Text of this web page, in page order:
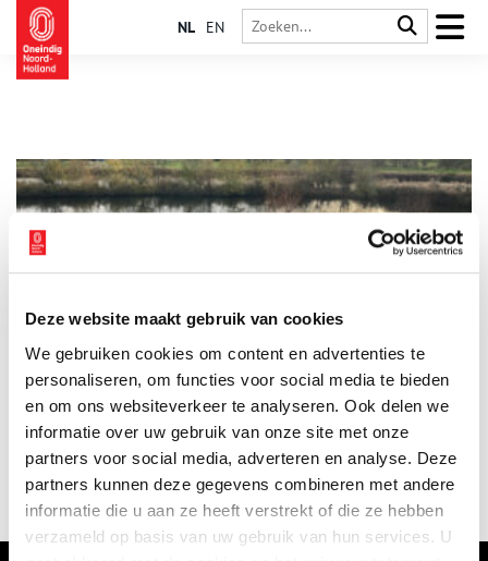
Deze website maakt gebruik van cookies
We gebruiken cookies om content en advertenties te
personaliseren, om functies voor social media te bieden
en om ons websiteverkeer te analyseren. Ook delen we
informatie over uw gebruik van onze site met onze
partners voor social media, adverteren en analyse. Deze
partners kunnen deze gegevens combineren met andere
informatie die u aan ze heeft verstrekt of die ze hebben
verzameld op basis van uw gebruik van hun services. U
NL EN
Vijfhuizen
Het Kunstfort Vijfhuizen nodigt je uit om op zondag 23
november deel te nemen aan een gezamenlijk plantmoment
met kunstenaar Carlos Noronha Feio op Kunstfort Vijfhuizen.
We planten samen tulpenbollen in de letters van het eerder
uitgegraven woord ‘HELING’. Iedereen is welkom om mee te
doen!
1 min